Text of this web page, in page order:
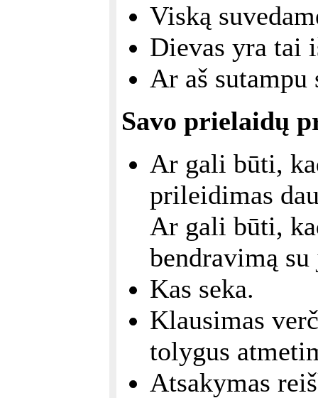
Viską
Dievas yra tai
Ar aš sutampu
Savo prielaidų
Ar gali būti,
prileidimas
Ar gali būti,
bendravimą
Kas seka.
Klausimas
tolygus
Atsakymas